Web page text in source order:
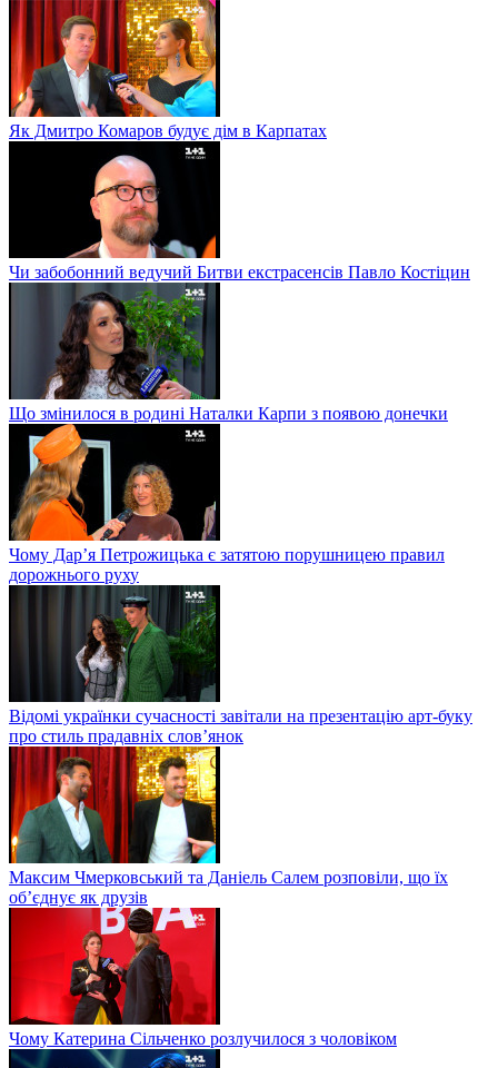
Як Дмитро Комаров будує дім в Карпатах
Чи забобонний ведучий Битви екстрасенсів Павло Костіцин
Що змінилося в родині Наталки Карпи з появою донечки
Чому Дар’я Петрожицька є затятою порушницею правил
дорожнього руху
Відомі українки сучасності завітали на презентацію арт-буку
про стиль прадавніх слов’янок
Максим Чмерковський та Даніель Салем розповіли, що їх
об’єднує як друзів
Чому Катерина Сільченко розлучилося з чоловіком